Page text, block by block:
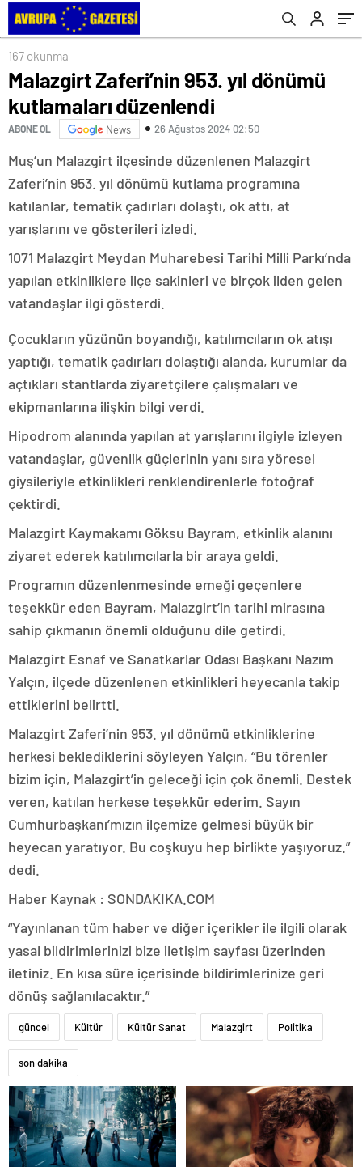
167 okunma
Malazgirt Zaferi’nin 953. yıl dönümü
kutlamaları düzenlendi
ABONE OL News 26 Ağustos 2024 02:50
Muş’un Malazgirt ilçesinde düzenlenen Malazgirt
Zaferi’nin 953. yıl dönümü kutlama programına
katılanlar, tematik çadırları dolaştı, ok attı, at
yarışlarını ve gösterileri izledi.
1071 Malazgirt Meydan Muharebesi Tarihi Milli Parkı’nda
yapılan etkinliklere ilçe sakinleri ve birçok ilden gelen
vatandaşlar ilgi gösterdi.
Çocukların yüzünün boyandığı, katılımcıların ok atışı
yaptığı, tematik çadırları dolaştığı alanda, kurumlar da
açtıkları stantlarda ziyaretçilere çalışmaları ve
ekipmanlarına ilişkin bilgi verdi.
Hipodrom alanında yapılan at yarışlarını ilgiyle izleyen
vatandaşlar, güvenlik güçlerinin yanı sıra yöresel
giysileriyle etkinlikleri renklendirenlerle fotoğraf
çektirdi.
Malazgirt Kaymakamı Göksu Bayram, etkinlik alanını
ziyaret ederek katılımcılarla bir araya geldi.
Programın düzenlenmesinde emeği geçenlere
teşekkür eden Bayram, Malazgirt’in tarihi mirasına
sahip çıkmanın önemli olduğunu dile getirdi.
Malazgirt Esnaf ve Sanatkarlar Odası Başkanı Nazım
Yalçın, ilçede düzenlenen etkinlikleri heyecanla takip
ettiklerini belirtti.
Malazgirt Zaferi’nin 953. yıl dönümü etkinliklerine
herkesi beklediklerini söyleyen Yalçın, “Bu törenler
bizim için, Malazgirt’in geleceği için çok önemli. Destek
veren, katılan herkese teşekkür ederim. Sayın
Cumhurbaşkanı’mızın ilçemize gelmesi büyük bir
heyecan yaratıyor. Bu coşkuyu hep birlikte yaşıyoruz.”
dedi.
Haber Kaynak : SONDAKIKA.COM
“Yayınlanan tüm haber ve diğer içerikler ile ilgili olarak
yasal bildirimlerinizi bize iletişim sayfası üzerinden
iletiniz. En kısa süre içerisinde bildirimlerinize geri
dönüş sağlanılacaktır.”
güncel Kültür Kültür Sanat Malazgirt Politika
son dakika